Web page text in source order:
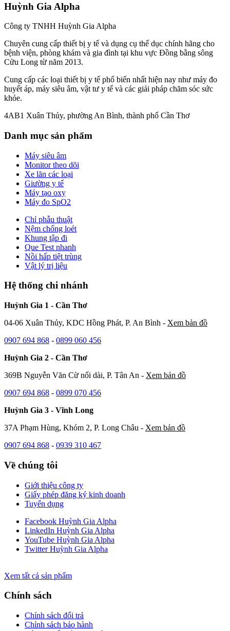
Huỳnh Gia Alpha
Công ty TNHH Huỳnh Gia Alpha
Chuyên cung cấp thiết bị y tế và dụng cụ thể dục chính hãng cho
bệnh viện, phòng khám và gia đình tại khu vực Đồng bằng sông
Cửu Long từ năm 2013.
Cung cấp các loại thiết bị y tế phổ biến nhất hiện nay như máy đo
huyết áp, máy siêu âm, vật tư y tế và các giải pháp chăm sóc sức
khỏe.
4AB1 Xuân Thủy, phường An Bình, thành phố Cần Thơ
Danh mục sản phẩm
Máy siêu âm
Monitor theo dõi
Xe lăn các loại
Giường y tế
Máy tạo oxy
Máy đo SpO2
Chỉ phẫu thuật
Nệm chống loét
Khung tập đi
Que Test nhanh
Nồi hấp tiệt trùng
Vật lý trị liệu
Hệ thống chi nhánh
Huỳnh Gia 1 - Cần Thơ
04-06 Xuân Thủy, KDC Hồng Phát, P. An Bình - Xem bản đồ
0907 694 868 - 0899 060 456
Huỳnh Gia 2 - Cần Thơ
369B Nguyễn Văn Cừ nối dài, P. Tân An - Xem bản đồ
0907 694 868 - 0899 070 456
Huỳnh Gia 3 - Vĩnh Long
37A Phạm Hùng, Khóm 2, P. Long Châu - Xem bản đồ
0907 694 868 - 0939 310 467
Về chúng tôi
Giới thiệu công ty
Giấy phép đăng ký kinh doanh
Tuyển dụng
Facebook Huỳnh Gia Alpha
LinkedIn Huỳnh Gia Alpha
YouTube Huỳnh Gia Alpha
Twitter Huỳnh Gia Alpha
Xem tất cả sản phẩm
Chính sách
Chính sách đổi trả
Chính sách bảo hành